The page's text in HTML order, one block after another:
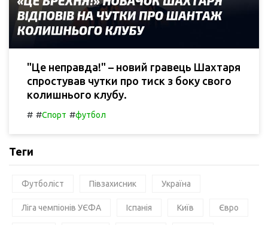
"Це неправда!" – новий гравець Шахтаря
спростував чутки про тиск з боку свого
колишнього клубу.
# #Спорт #футбол
Теги
Футболіст Півзахисник Україна
Ліга чемпіонів УЄФА Іспанія Київ Євро